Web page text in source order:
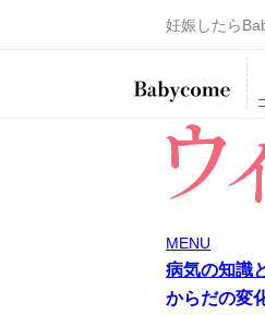
妊娠したら
MENU
病気の知識
からだの変